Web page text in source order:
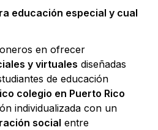
educación especial y cual
en ofrecer
y virtuales diseñadas
de educación
colegio en Puerto Rico
individualizada con un
social entre